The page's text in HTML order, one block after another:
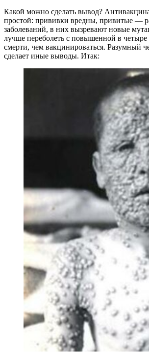
Какой можно сделать вывод?
простой: прививки вредны, привитые —
заболеваний, в них вызревают новые
лучше переболеть с повышенной в четыре
смерти, чем вакцинироваться. Разумный
сделает иные выводы. Итак: